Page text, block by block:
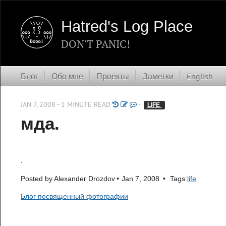
Hatred's Log Place
DON'T PANIC!
Блог Обо мне Проекты Заметки English
JAN 7, 2008 - 1 MINUTE READ - LIFE
мда.
.
Posted by Alexander Drozdov Jan 7, 2008 Tags: life
Блог посвященный фотографии